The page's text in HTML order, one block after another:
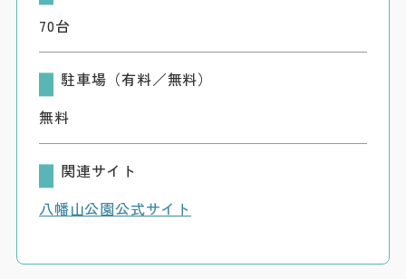
70台
駐車場（有料／無料）
無料
関連サイト
八幡山公園公式サイト